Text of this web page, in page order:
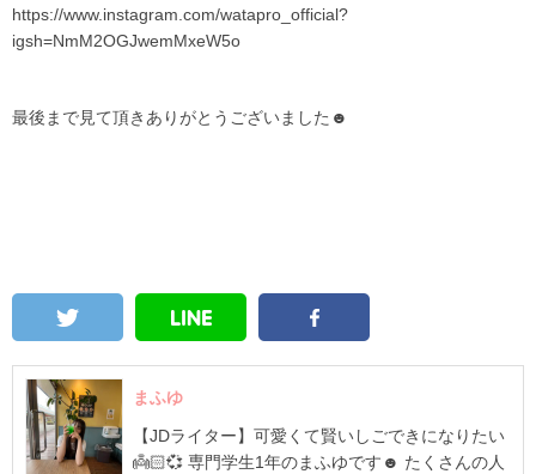
https://www.instagram.com/watapro_official?
igsh=NmM2OGJwemMxeW5o
最後まで見て頂きありがとうございました☻
まふゆ
【JDライター】可愛くて賢いしごできになりたい
👼🏻💞 専門学生1年のまふゆです☻ たくさんの人